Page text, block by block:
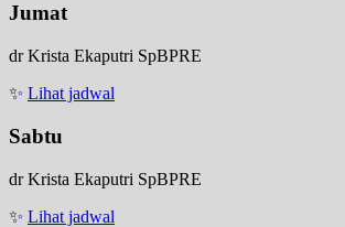
Jumat
dr Krista Ekaputri SpBPRE
✨ Lihat jadwal
Sabtu
dr Krista Ekaputri SpBPRE
✨ Lihat jadwal